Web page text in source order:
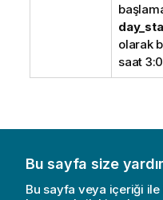
olarak
saat
Bu sayfa size
Bu sayfa veya içeriği ile